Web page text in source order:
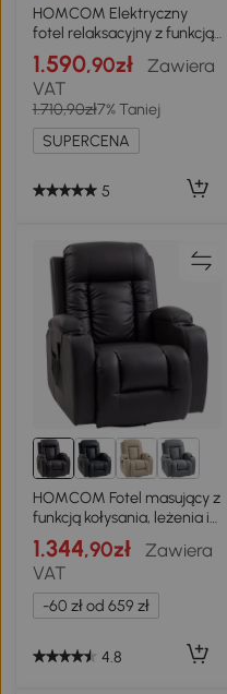
HOMCOM Elektryczny
fotel relaksacyjny z funkcją
leżenia, regulowane
oparcie, zagłówek do
salonu kremowo-biały
1.590,90zł
Zawiera
VAT
1.710,90zł7% Taniej
SUPERCENA
5
HOMCOM Fotel masujący z
funkcją kołysania, leżenia i
ogrzewania, 3 tryby,
obrotowy, ciemny brąz
1.344,90zł
Zawiera
VAT
-60 zł od 659 zł
4.8